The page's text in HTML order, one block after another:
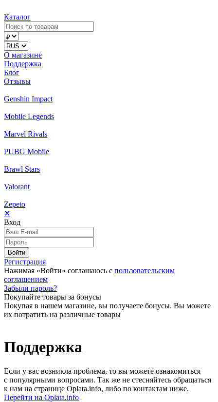
Каталог
О магазине
Поддержка
Блог
Отзывы
Genshin Impact
Mobile Legends
Marvel Rivals
PUBG Mobile
Brawl Stars
Valorant
Zepeto
✕
Вход
Войти
Регистрация
Нажимая «Войти» соглашаюсь с пользовательским
соглашением
Забыли пароль?
Покупайте товары за бонусы
Покупая в нашем магазине, вы получаете бонусы. Вы можете
их потратить на различные товары
Поддержка
Если у вас возникла проблема, то вы можете ознакомиться
с популярными вопросами. Так же не стесняйтесь обращаться
к нам на странице Oplata.info, либо по контактам ниже.
Перейти на Oplata.info